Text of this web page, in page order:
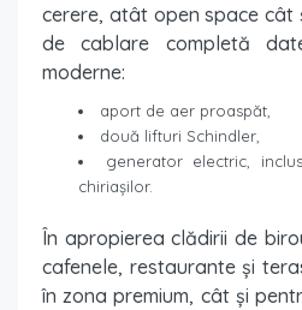
cerere, atât open space cât
de cablare completă
moderne:
aport de aer proaspăt,
două lifturi Schindler,
generator electric,
chiriaşilor.
În apropierea clădirii de
cafenele, restaurante şi
în zona premium, cât şi